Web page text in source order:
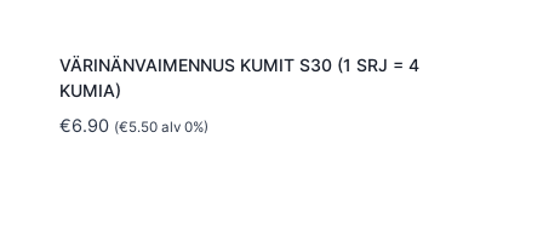
VÄRINÄNVAIMENNUS KUMIT S30 (1 SRJ = 4
KUMIA)
€6.90 (€5.50alv 0%)